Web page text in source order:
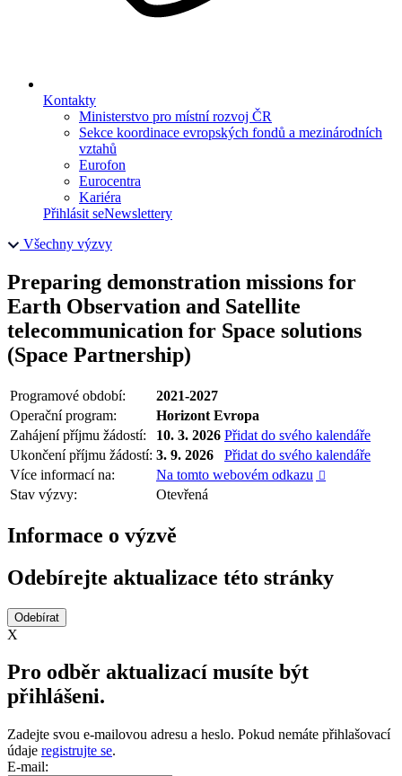
Kontakty
Ministerstvo pro místní rozvoj ČR
Sekce koordinace evropských fondů a mezinárodních
vztahů
Eurofon
Eurocentra
Kariéra
Přihlásit seNewslettery
Všechny výzvy
Preparing demonstration missions for
Earth Observation and Satellite
telecommunication for Space solutions
(Space Partnership)
Programové období:
2021-2027
Operační program:
Horizont Evropa
Zahájení příjmu žádostí:
10. 3. 2026 Přidat do svého kalendáře
Ukončení příjmu žádostí: 3. 9. 2026
Přidat do svého kalendáře
Více informací na:
Na tomto webovém odkazu 
Stav výzvy: Otevřená
Informace o výzvě
Odebírejte aktualizace této stránky
X
Pro odběr aktualizací musíte být
přihlášeni.
Zadejte svou e-mailovou adresu a heslo. Pokud nemáte přihlašovací
údaje registrujte se.
E-mail: